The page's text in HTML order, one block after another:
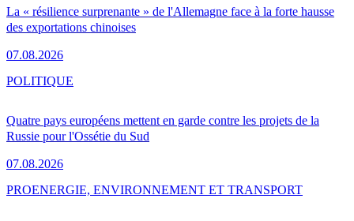
La « résilience surprenante » de l'Allemagne face à la forte hausse
des exportations chinoises
07.08.2026
Quatre pays européens mettent en garde contre les projets de la
Russie pour l'Ossétie du Sud
07.08.2026
POLITIQUE
PROENERGIE, ENVIRONNEMENT ET TRANSPORT